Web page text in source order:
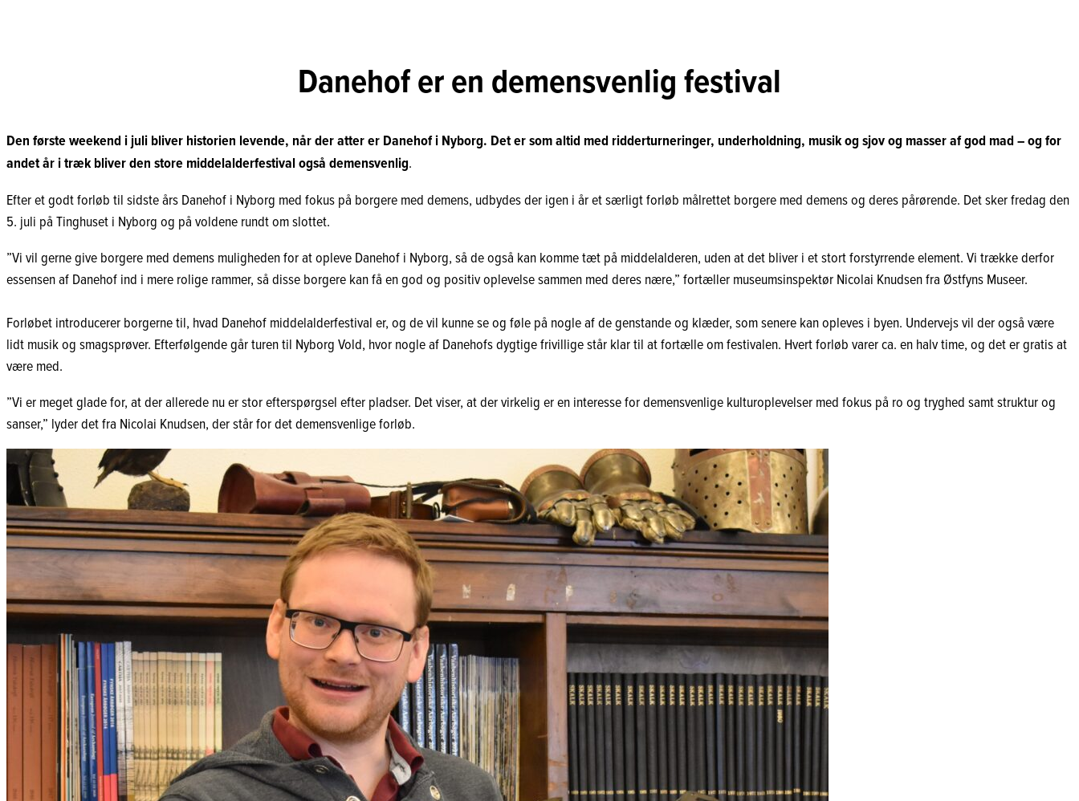
Danehof er en demensvenlig festival
Den første weekend i juli bliver historien levende, når der atter er Danehof i Nyborg. Det er som altid med ridderturneringer, underholdning, musik og sjov og masser af god mad – og for
andet år i træk bliver den store middelalderfestival også demensvenlig.
Efter et godt forløb til sidste års Danehof i Nyborg med fokus på borgere med demens, udbydes der igen i år et særligt forløb målrettet borgere med demens og deres pårørende. Det sker fredag den
5. juli på Tinghuset i Nyborg og på voldene rundt om slottet.
”Vi vil gerne give borgere med demens muligheden for at opleve Danehof i Nyborg, så de også kan komme tæt på middelalderen, uden at det bliver i et stort forstyrrende element. Vi trække derfor
essensen af Danehof ind i mere rolige rammer, så disse borgere kan få en god og positiv oplevelse sammen med deres nære,” fortæller museumsinspektør Nicolai Knudsen fra Østfyns Museer.
Forløbet introducerer borgerne til, hvad Danehof middelalderfestival er, og de vil kunne se og føle på nogle af de genstande og klæder, som senere kan opleves i byen. Undervejs vil der også være
lidt musik og smagsprøver. Efterfølgende går turen til Nyborg Vold, hvor nogle af Danehofs dygtige frivillige står klar til at fortælle om festivalen. Hvert forløb varer ca. en halv time, og det er gratis at
være med.
”Vi er meget glade for, at der allerede nu er stor efterspørgsel efter pladser. Det viser, at der virkelig er en interesse for demensvenlige kulturoplevelser med fokus på ro og tryghed samt struktur og
sanser,” lyder det fra Nicolai Knudsen, der står for det demensvenlige forløb.